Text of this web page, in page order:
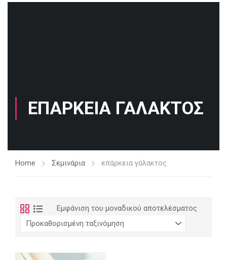
ΕΠΆΡΚΕΙΑ ΓΆΛΑΚΤΟΣ
Home Σεμινάρια επάρκεια γάλακτος
Εμφάνιση του μοναδικού αποτελέσματος